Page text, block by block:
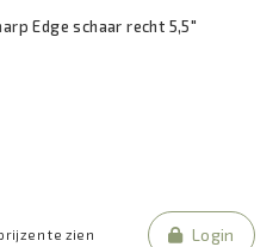
Edge schaar recht 5,5"
te zien Login